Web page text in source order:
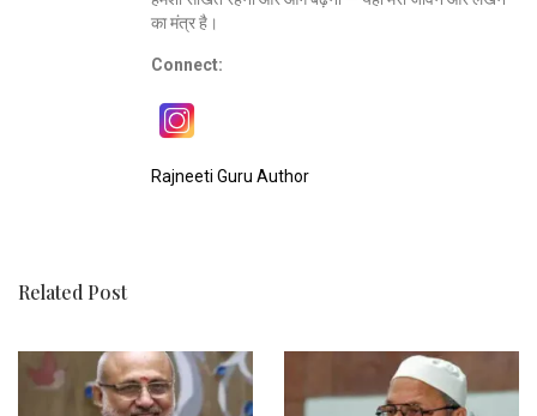
का मंत्र है।
Connect:
Rajneeti Guru Author
Related Post